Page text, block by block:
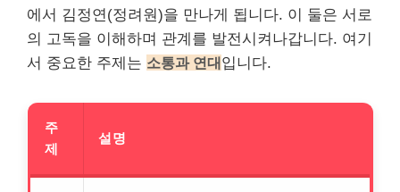
에서 김정연(정려원)을 만나게 됩니다. 이 둘은 서로
의 고독을 이해하며 관계를 발전시켜나갑니다. 여기
서 중요한 주제는 소통과 연대입니다.
주
제
설명